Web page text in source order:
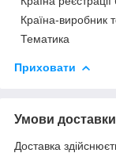
Країна-виробник
Тематика
Приховати
Умови доставки
Доставка